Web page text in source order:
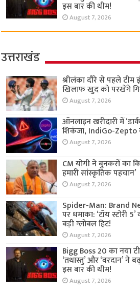
इस बार की थीम!
August 7, 2026
उत्तराखंड
श्रीलंका दौरे से पहले टीम
खिलाफ खुद को परखेंगे
August 7, 2026
ऑनलाइन खरीदारी में
शिकंजा, IndiGo-Zepto
August 7, 2026
CM योगी ने बुनकरों का
हमारी सांस्कृतिक पहचान’
August 7, 2026
Spider-Man: Brand
पर धमाका: ‘टॉय स्टोरी
बड़ी ग्लोबल हिट!
August 7, 2026
Bigg Boss 20 का नया
‘तथास्तु’ और ‘वरदान’ ने
इस बार की थीम!
August 7, 2026